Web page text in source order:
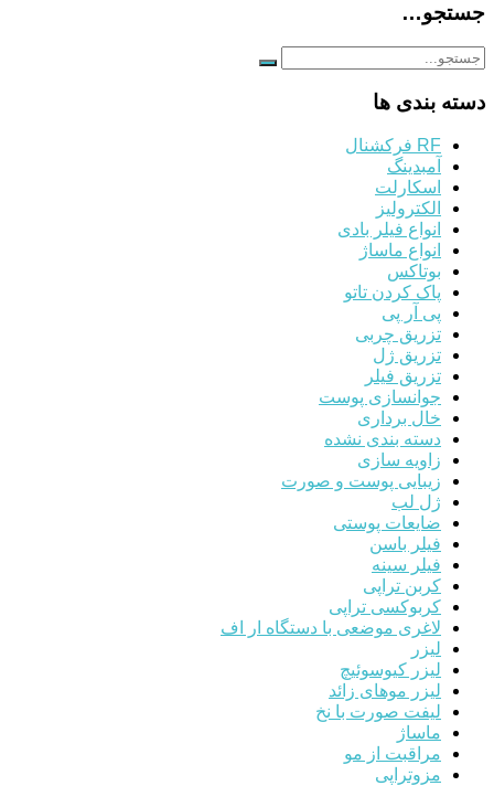
جستجو…
دسته بندی ها
RF فرکشنال
آمبدینگ
اسکارلت
الکترولیز
انواع فیلر بادی
انواع ماساژ
بوتاکس
پاک کردن تاتو
پی آر پی
تزریق چربی
تزریق ژل
تزریق فیلر
جوانسازی پوست
خال برداری
دسته بندی نشده
زاویه سازی
زیبایی پوست و صورت
ژل لب
ضایعات پوستی
فیلر باسن
فیلر سینه
کربن تراپی
کربوکسی تراپی
لاغری موضعی با دستگاه ار اف
لیزر
لیزر کیوسوئیچ
لیزر موهای زائد
لیفت صورت با نخ
ماساژ
مراقبت از مو
مزوتراپی